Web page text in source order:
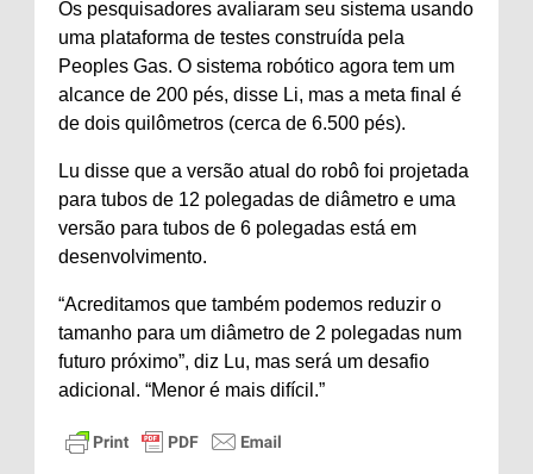
Os pesquisadores avaliaram seu sistema usando
uma plataforma de testes construída pela
Peoples Gas. O sistema robótico agora tem um
alcance de 200 pés, disse Li, mas a meta final é
de dois quilômetros (cerca de 6.500 pés).
Lu disse que a versão atual do robô foi projetada
para tubos de 12 polegadas de diâmetro e uma
versão para tubos de 6 polegadas está em
desenvolvimento.
“Acreditamos que também podemos reduzir o
tamanho para um diâmetro de 2 polegadas num
futuro próximo”, diz Lu, mas será um desafio
adicional. “Menor é mais difícil.”